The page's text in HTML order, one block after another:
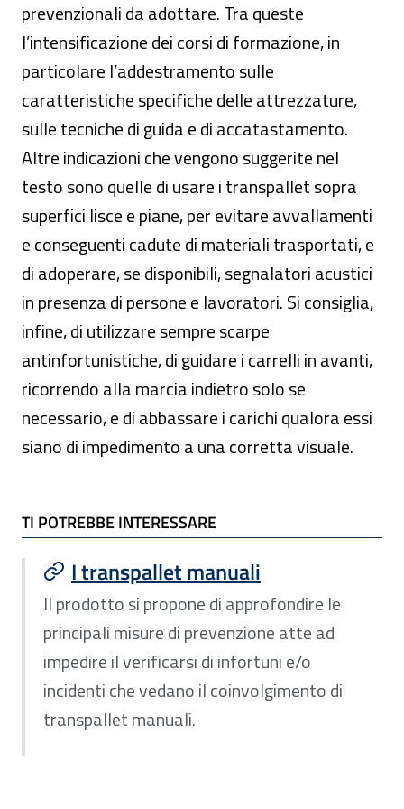
prevenzionali da adottare. Tra queste
l’intensificazione dei corsi di formazione, in
particolare l’addestramento sulle
caratteristiche specifiche delle attrezzature,
sulle tecniche di guida e di accatastamento.
Altre indicazioni che vengono suggerite nel
testo sono quelle di usare i transpallet sopra
superfici lisce e piane, per evitare avvallamenti
e conseguenti cadute di materiali trasportati, e
di adoperare, se disponibili, segnalatori acustici
in presenza di persone e lavoratori. Si consiglia,
infine, di utilizzare sempre scarpe
antinfortunistiche, di guidare i carrelli in avanti,
ricorrendo alla marcia indietro solo se
necessario, e di abbassare i carichi qualora essi
siano di impedimento a una corretta visuale.
TI POTREBBE INTERESSARE
TI POTREBBE INTERESSARE
I transpallet manuali
Il prodotto si propone di approfondire le
principali misure di prevenzione atte ad
impedire il verificarsi di infortuni e/o
incidenti che vedano il coinvolgimento di
transpallet manuali.